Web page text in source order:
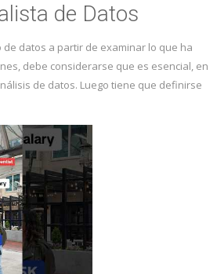
de Datos
datos a partir de examinar lo que ha
debe considerarse que es esencial, en
de datos. Luego tiene que definirse